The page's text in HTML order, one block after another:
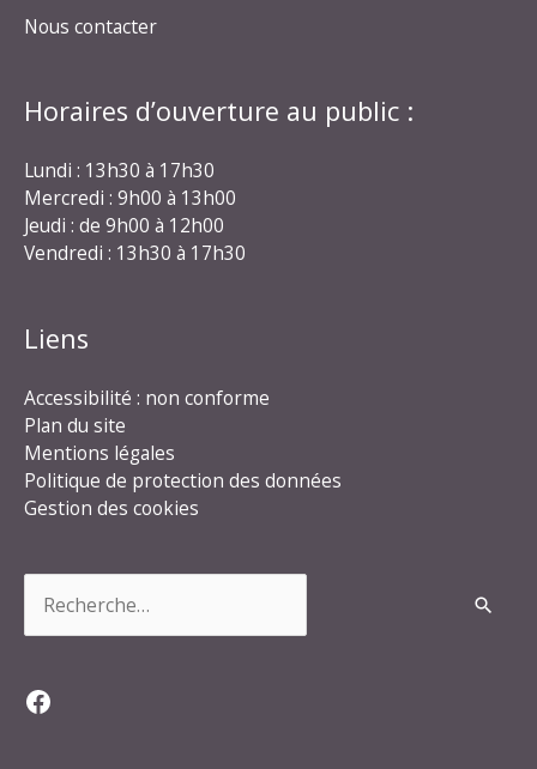
Nous contacter
Horaires d’ouverture au public :
Lundi : 13h30 à 17h30
Mercredi : 9h00 à 13h00
Jeudi : de 9h00 à 12h00
Vendredi : 13h30 à 17h30
Liens
Accessibilité : non conforme
Plan du site
Mentions légales
Politique de protection des données
Gestion des cookies
Facebook